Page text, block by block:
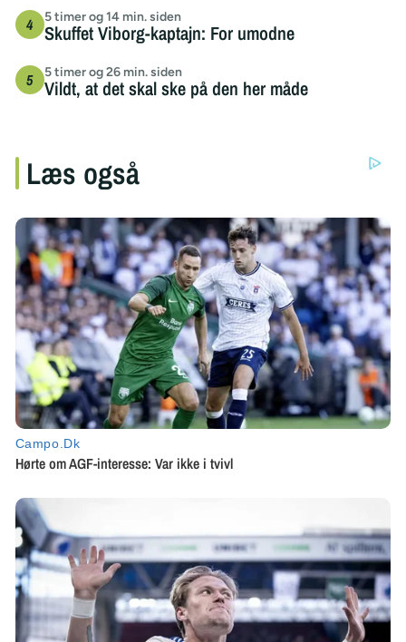
5 timer og 14 min. siden
Skuffet Viborg-kaptajn: For umodne
5 timer og 26 min. siden
Vildt, at det skal ske på den her måde